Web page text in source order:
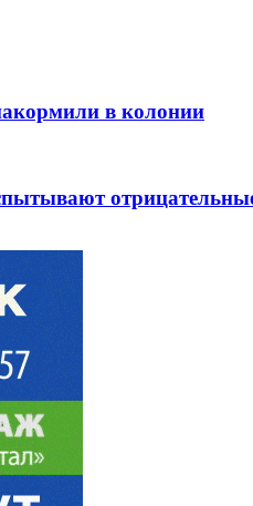
в колонии